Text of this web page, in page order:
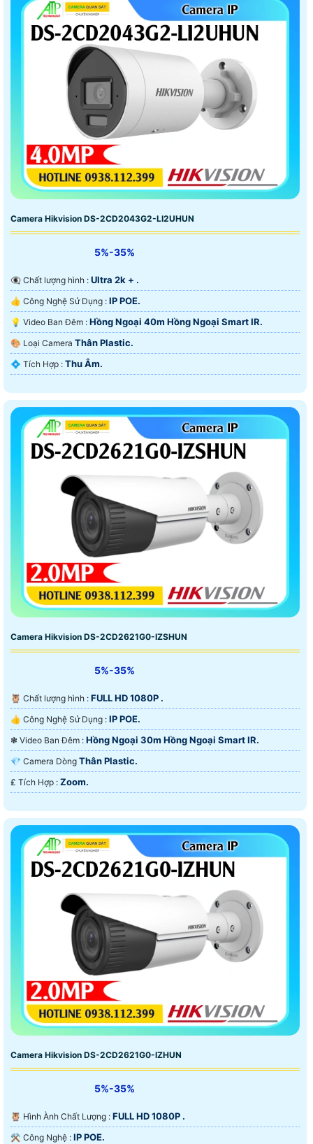
Camera Hikvision DS-2CD2043G2-LI2UHUN
5%-35%
👁️‍🗨 Chất lượng hình : Ultra 2k + .
👍 Công Nghệ Sử Dụng : IP POE.
💡 Video Ban Đêm : Hồng Ngoại 40m Hồng Ngoại Smart IR.
🎨 Loại Camera Thân Plastic.
️💠 Tích Hợp : Thu Âm.
Camera Hikvision DS-2CD2621G0-IZSHUN
5%-35%
🦉 Chất lượng hình : FULL HD 1080P .
👍 Công Nghệ Sử Dụng : IP POE.
❃ Video Ban Đêm : Hồng Ngoại 30m Hồng Ngoại Smart IR.
💎 Camera Dòng Thân Plastic.
️₤ Tích Hợp : Zoom.
Camera Hikvision DS-2CD2621G0-IZHUN
5%-35%
🦉 Hình Ành Chất Lượng : FULL HD 1080P .
⚒ Công Nghệ : IP POE.